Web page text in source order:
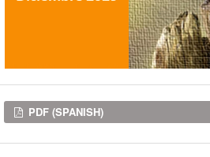
Downloads
PDF (SPANISH)